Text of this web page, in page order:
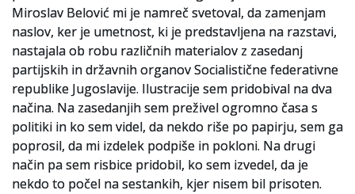
Miroslav Belović mi je namreč svetoval, da zamenjam
naslov, ker je umetnost, ki je predstavljena na razstavi,
nastajala ob robu različnih materialov z zasedanj
partijskih in državnih organov Socialistične federativne
republike Jugoslavije. Ilustracije sem pridobival na dva
načina. Na zasedanjih sem preživel ogromno časa s
politiki in ko sem videl, da nekdo riše po papirju, sem ga
poprosil, da mi izdelek podpiše in pokloni. Na drugi
način pa sem risbice pridobil, ko sem izvedel, da je
nekdo to počel na sestankih, kjer nisem bil prisoten.